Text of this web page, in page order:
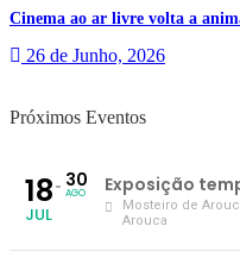
Cinema ao ar livre volta a
26 de Junho, 2026
Próximos Eventos
18
JUL
30
AGO Exposição
Mosteiro de
Arouca